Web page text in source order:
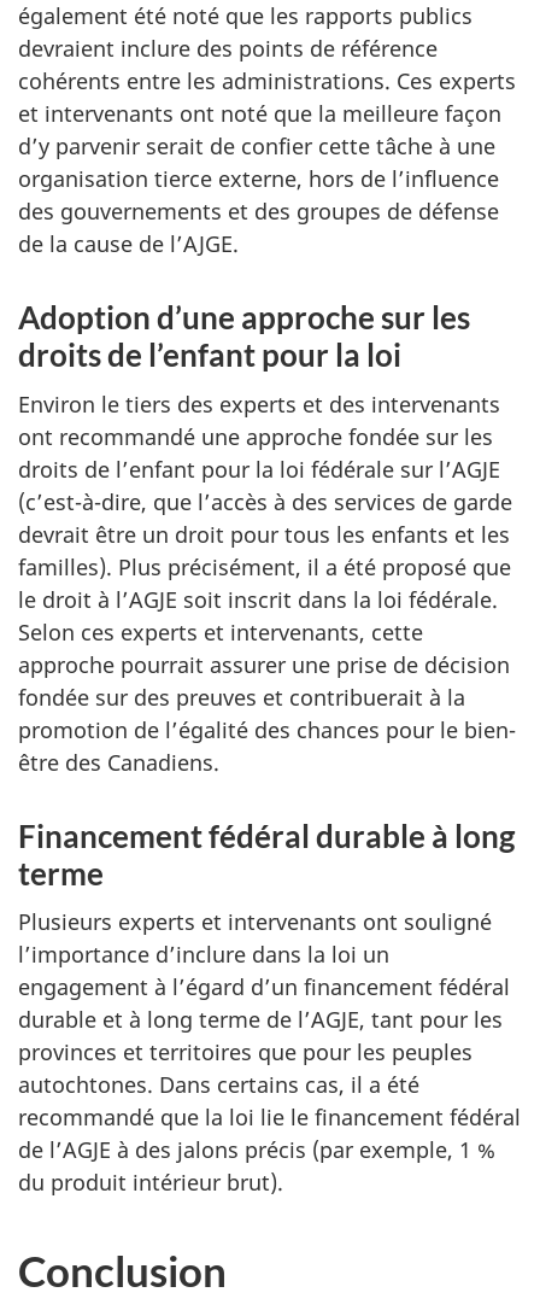
également été noté que les rapports publics
devraient inclure des points de référence
cohérents entre les administrations. Ces experts
et intervenants ont noté que la meilleure façon
d’y parvenir serait de confier cette tâche à une
organisation tierce externe, hors de l’influence
des gouvernements et des groupes de défense
de la cause de l’AJGE.
Adoption d’une approche sur les
droits de l’enfant pour la loi
Environ le tiers des experts et des intervenants
ont recommandé une approche fondée sur les
droits de l’enfant pour la loi fédérale sur l’AGJE
(c’est-à-dire, que l’accès à des services de garde
devrait être un droit pour tous les enfants et les
familles). Plus précisément, il a été proposé que
le droit à l’AGJE soit inscrit dans la loi fédérale.
Selon ces experts et intervenants, cette
approche pourrait assurer une prise de décision
fondée sur des preuves et contribuerait à la
promotion de l’égalité des chances pour le bien-
être des Canadiens.
Financement fédéral durable à long
terme
Plusieurs experts et intervenants ont souligné
l’importance d’inclure dans la loi un
engagement à l’égard d’un financement fédéral
durable et à long terme de l’AGJE, tant pour les
provinces et territoires que pour les peuples
autochtones. Dans certains cas, il a été
recommandé que la loi lie le financement fédéral
de l’AGJE à des jalons précis (par exemple, 1 %
du produit intérieur brut).
Conclusion